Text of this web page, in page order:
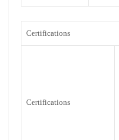
Certifications
Certifications